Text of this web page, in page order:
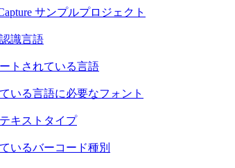
サンプルプロジェクト
識言語
トされている言語
いる言語に必要なフォント
キストタイプ
いるバーコード種別